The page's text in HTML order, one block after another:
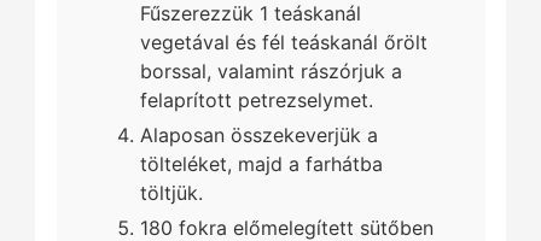
Fűszerezzük 1 teáskanál
vegetával és fél teáskanál őrölt
borssal, valamint rászórjuk a
felaprított petrezselymet.
Alaposan összekeverjük a
tölteléket, majd a farhátba
töltjük.
180 fokra előmelegített sütőben